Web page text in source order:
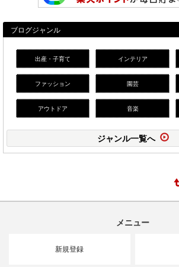
ブログジャンル
出産・子育て インテリア
ファッション 園芸
アウトドア 音楽
ジャンル一覧へ
メニュー
新規登録